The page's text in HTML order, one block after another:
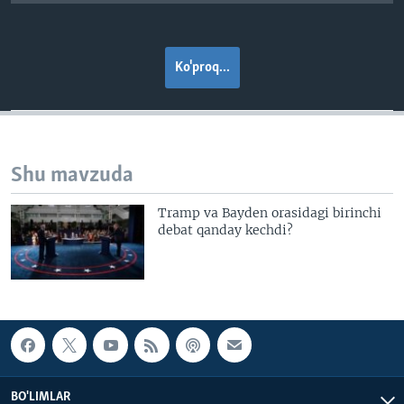
Ko'proq...
Shu mavzuda
Tramp va Bayden orasidagi birinchi
debat qanday kechdi?
BO'LIMLAR